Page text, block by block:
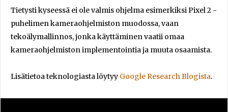
Tietysti kyseessä ei ole valmis ohjelma esimerkiksi Pixel 2 -
puhelimen kameraohjelmiston muodossa, vaan
tekoälymallinnos, jonka käyttäminen vaatii omaa
kameraohjelmiston implementointia ja muuta osaamista.
Lisätietoa teknologiasta löytyy Google Research Blogista.